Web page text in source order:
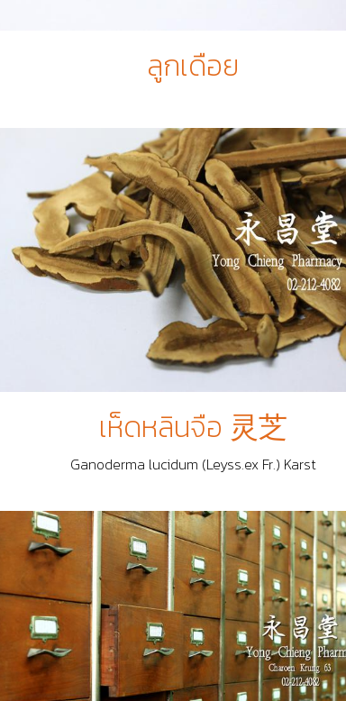
ลูกเดือย
เห็ดหลินจือ 灵芝
Ganoderma lucidum (Leyss.ex Fr.) Karst